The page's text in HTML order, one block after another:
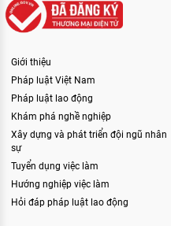
Giới thiệu
Pháp luật Việt Nam
Pháp luật lao động
Khám phá nghề nghiệp
Xây dựng và phát triển đội ngũ nhân
sự
Tuyển dụng việc làm
Hướng nghiệp việc làm
Hỏi đáp pháp luật lao động